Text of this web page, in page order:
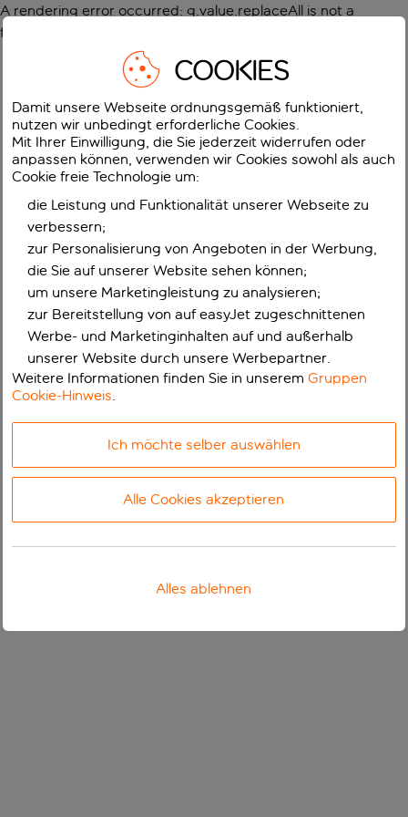
A rendering error occurred: g.value.replaceAll is not a
function
COOKIES
Damit unsere Webseite ordnungsgemäß funktioniert,
nutzen wir unbedingt erforderliche Cookies.
Mit Ihrer Einwilligung, die Sie jederzeit widerrufen oder
anpassen können, verwenden wir Cookies sowohl als auch
Cookie freie Technologie um:
die Leistung und Funktionalität unserer Webseite zu
verbessern;
zur Personalisierung von Angeboten in der Werbung,
die Sie auf unserer Website sehen können;
um unsere Marketingleistung zu analysieren;
zur Bereitstellung von auf easyJet zugeschnittenen
Werbe- und Marketinginhalten auf und außerhalb
unserer Website durch unsere Werbepartner.
Weitere Informationen finden Sie in unseremGruppen
Cookie-Hinweis.
Ich möchte selber auswählen
Alle Cookies akzeptieren
Alles ablehnen